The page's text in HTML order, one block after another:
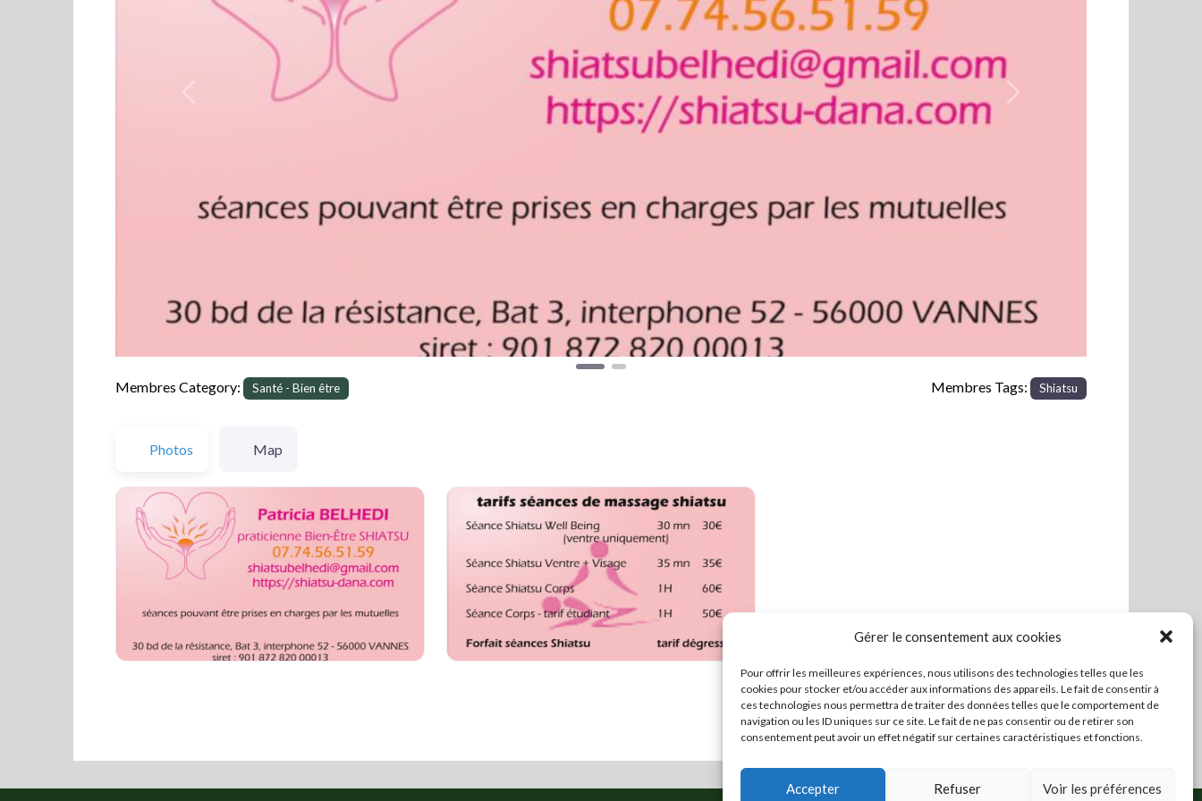
Gérer le consentement aux cookies
Pour offrir les meilleures expériences, nous utilisons des technologies telles que les
cookies pour stocker et/ou accéder aux informations des appareils. Le fait de consentir à
ces technologies nous permettra de traiter des données telles que le comportement de
navigation ou les ID uniques sur ce site. Le fait de ne pas consentir ou de retirer son
consentement peut avoir un effet négatif sur certaines caractéristiques et fonctions.
Accepter Refuser Voir les préférences
Previous Next
Membres Category: Santé - Bien être Membres Tags: Shiatsu
Photos Map